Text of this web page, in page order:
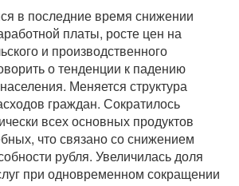
в последние время снижении
платы, росте цен на
и производственного
о тенденции к падению
Меняется структура
граждан. Сократилось
всех основных продуктов
что связано со снижением
рубля. Увеличилась доля
при одновременном сокращении